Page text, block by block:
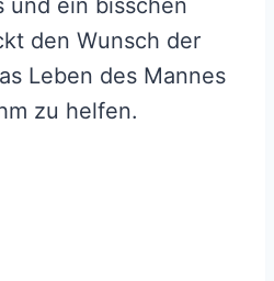
und ein bisschen
den Wunsch der
Leben des Mannes
zu helfen.